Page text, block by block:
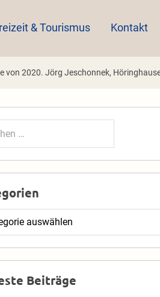
& Tourismus Kontakt
von 2020. Jörg Jeschonnek,
Beiträge